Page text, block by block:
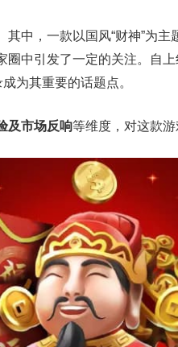
其中，一款以国风“财神”为
圈中引发了一定的关注。自
为其重要的话题点。
及市场反响等维度，对这款游